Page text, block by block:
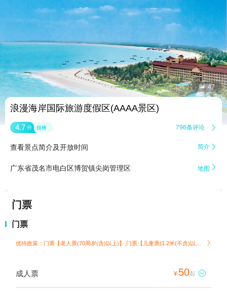
 47
浪漫海岸国际旅游度假区(AAAA景区)
4.7 分 很棒 796条评论 
查看景点简介及开放时间 简介 
广东省茂名市电白区博贺镇尖岗管理区 地图 
门票
门票

成人票 ¥ 50起 